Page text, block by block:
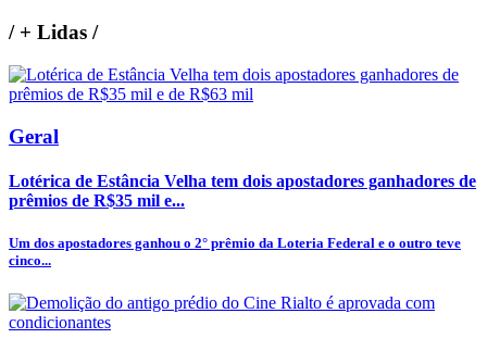
/+ Lidas /
Geral
Lotérica de Estância Velha tem dois apostadores ganhadores de
prêmios de R$35 mil e...
Um dos apostadores ganhou o 2° prêmio da Loteria Federal e o outro teve
cinco...